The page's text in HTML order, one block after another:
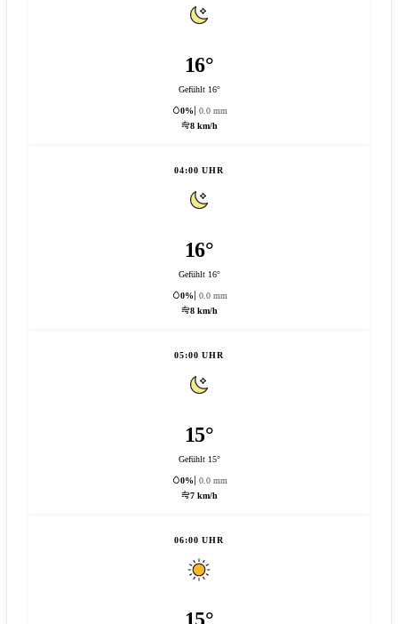
16°
Gefühlt 16°
0%
0.0 mm
8 km/h
04:00 UHR
16°
Gefühlt 16°
0%
0.0 mm
8 km/h
05:00 UHR
15°
Gefühlt 15°
0%
0.0 mm
7 km/h
06:00 UHR
15°